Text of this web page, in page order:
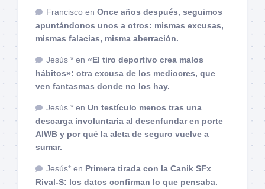
Francisco en Once años después, seguimos
apuntándonos unos a otros: mismas excusas,
mismas falacias, misma aberración.
Jesús * en «El tiro deportivo crea malos
hábitos»: otra excusa de los mediocres, que
ven fantasmas donde no los hay.
Jesús * en Un testículo menos tras una
descarga involuntaria al desenfundar en porte
AIWB y por qué la aleta de seguro vuelve a
sumar.
Jesús* en Primera tirada con la Canik SFx
Rival-S: los datos confirman lo que pensaba.